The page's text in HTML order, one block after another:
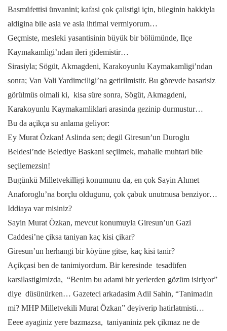
Basmüfettisi ünvanini; kafasi çok çalistigi için, bileginin hakkiyla
aldigina bile asla ve asla ihtimal vermiyorum…
Geçmiste, mesleki yasantisinin büyük bir bölümünde, Ilçe
Kaymakamligi’ndan ileri gidemistir…
Sirasiyla; Sögüt, Akmagdeni, Karakoyunlu Kaymakamligi’ndan
sonra; Van Vali Yardimciligi’na getirilmistir. Bu görevde basarisiz
görülmüs olmali ki, kisa süre sonra, Sögüt, Akmagdeni,
Karakoyunlu Kaymakamliklari arasinda gezinip durmustur…
Bu da açikça su anlama geliyor:
Ey Murat Özkan! Aslinda sen; degil Giresun’un Duroglu
Beldesi’nde Belediye Baskani seçilmek, mahalle muhtari bile
seçilemezsin!
Bugünkü Milletvekilligi konumunu da, en çok Sayin Ahmet
Anaforoglu’na borçlu oldugunu, çok çabuk unutmusa benziyor…
Iddiaya var misiniz?
Sayin Murat Özkan, mevcut konumuyla Giresun’un Gazi
Caddesi’ne çiksa taniyan kaç kisi çikar?
Giresun’un herhangi bir köyüne gitse, kaç kisi tanir?
Açikçasi ben de tanimiyordum. Bir keresinde tesadüfen
karsilastigimizda, “Benim bu adami bir yerlerden gözüm isiriyor”
diye düsünürken… Gazeteci arkadasim Adil Sahin, “Tanimadin
mi? MHP Milletvekili Murat Özkan” deyiverip hatirlatmisti…
Eeee ayaginiz yere bazmazsa, taniyaniniz pek çikmaz ne de